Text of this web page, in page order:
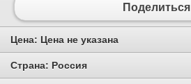
Поделиться
Цена: Цена не указана
Страна: Россия